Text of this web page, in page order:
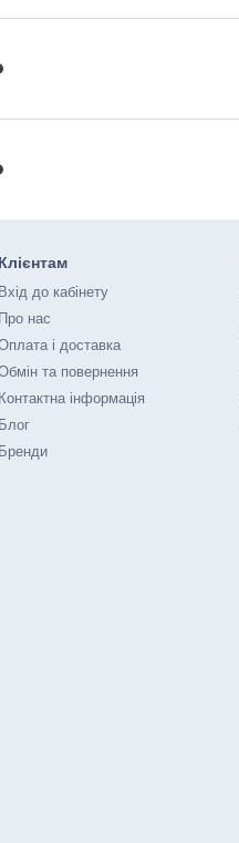
Клієнтам
Вхід до кабінету
Про нас
і доставка
та повернення
Контактна інформація
Блог
Бренди